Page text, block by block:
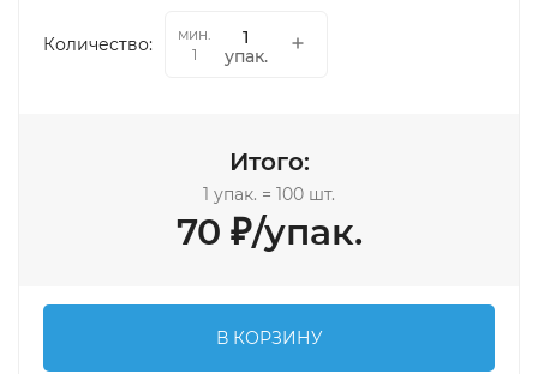
Количество:
мин.
1
упак.
Итого:
1 упак. = 100 шт.
70 ₽/упак.
В КОРЗИНУ